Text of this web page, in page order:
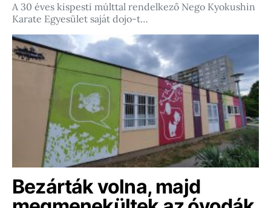
A 30 éves kispesti múlttal rendelkező Nego Kyokushin
Karate Egyesület saját dojo-t…
Bezárták volna, majd